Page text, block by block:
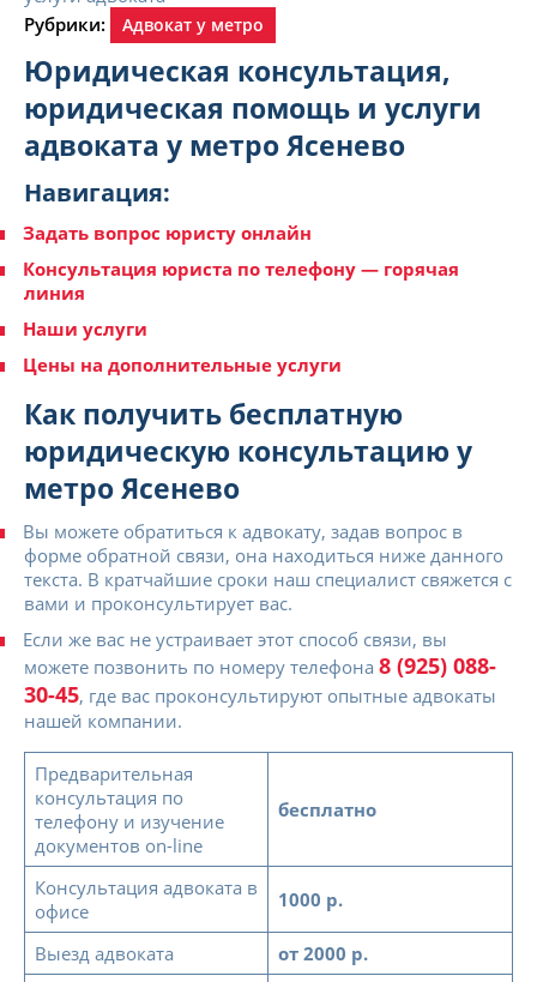
Рубрики: Адвокат у метро
Юридическая консультация,
юридическая помощь и услуги
адвоката у метро Ясенево
Навигация:
Задать вопрос юристу онлайн
Консультация юриста по телефону — горячая
линия
Наши услуги
Цены на дополнительные услуги
Как получить бесплатную
юридическую консультацию у
метро Ясенево
Вы можете обратиться к адвокату, задав вопрос в
форме обратной связи, она находиться ниже данного
текста. В кратчайшие сроки наш специалист свяжется с
вами и проконсультирует вас.
Если же вас не устраивает этот способ связи, вы
можете позвонить по номеру телефона 8 (925) 088-
30-45, где вас проконсультируют опытные адвокаты
нашей компании.
Предварительная
консультация по
телефону и изучение
документов on-line
бесплатно
Консультация адвоката в
офисе
1000 р.
Выезд адвоката
от 2000 р.